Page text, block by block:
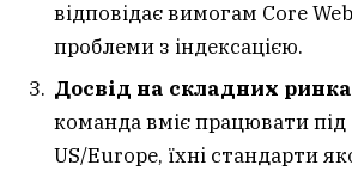
відповідає вимогам Core
проблеми з індексацією.
Досвід на складних
команда вміє працювати під
US/Europe, їхні стандарти